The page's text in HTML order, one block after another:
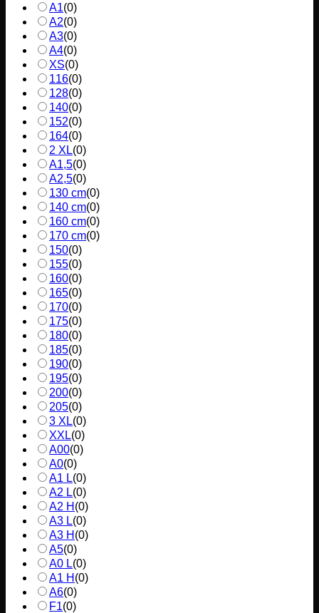
A1(0)
A2(0)
A3(0)
A4(0)
XS(0)
116(0)
128(0)
140(0)
152(0)
164(0)
2 XL(0)
A1,5(0)
A2,5(0)
130 cm(0)
140 cm(0)
160 cm(0)
170 cm(0)
150(0)
155(0)
160(0)
165(0)
170(0)
175(0)
180(0)
185(0)
190(0)
195(0)
200(0)
205(0)
3 XL(0)
XXL(0)
A00(0)
A0(0)
A1 L(0)
A2 L(0)
A2 H (0)
A3 L(0)
A3 H (0)
A5(0)
A0 L(0)
A1 H (0)
A6(0)
F1(0)